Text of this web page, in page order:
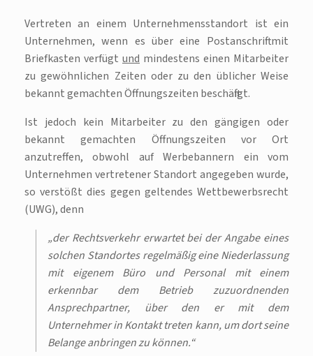
Vertreten an einem Unternehmensstandort ist ein
Unternehmen, wenn es über eine Postanschrift mit
Briefkasten verfügt und mindestens einen Mitarbeiter
zu gewöhnlichen Zeiten oder zu den üblicher Weise
bekannt gemachten Öffnungszeiten beschäftigt.
Ist jedoch kein Mitarbeiter zu den gängigen oder
bekannt gemachten Öffnungszeiten vor Ort
anzutreffen, obwohl auf Werbebannern ein vom
Unternehmen vertretener Standort angegeben wurde,
so verstößt dies gegen geltendes Wettbewerbsrecht
(UWG), denn
„der Rechtsverkehr erwartet bei der Angabe eines
solchen Standortes regelmäßig eine Niederlassung
mit eigenem Büro und Personal mit einem
erkennbar dem Betrieb zuzuordnenden
Ansprechpartner, über den er mit dem
Unternehmer in Kontakt treten kann, um dort seine
Belange anbringen zu können.“